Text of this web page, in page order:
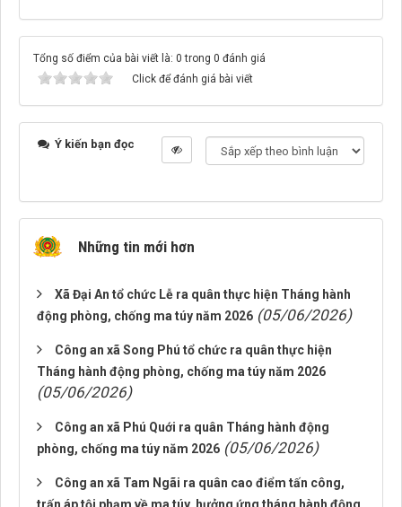
Tổng số điểm của bài viết là: 0 trong 0 đánh giá
Click để đánh giá bài viết
Ý kiến bạn đọc
Những tin mới hơn
Xã Đại An tổ chức Lễ ra quân thực hiện Tháng hành
động phòng, chống ma túy năm 2026 (05/06/2026)
Công an xã Song Phú tổ chức ra quân thực hiện
Tháng hành động phòng, chống ma túy năm 2026
(05/06/2026)
Công an xã Phú Quới ra quân Tháng hành động
phòng, chống ma túy năm 2026 (05/06/2026)
Công an xã Tam Ngãi ra quân cao điểm tấn công,